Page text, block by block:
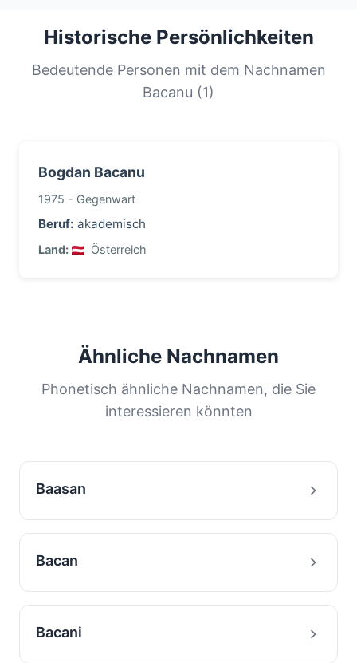
großen Teil der Bevölkerung geteilt. Diese
Verteilung hilft uns, die Ursprünge und
Migrationsgeschichte von Familien mit diesem
Historische Persönlichkeiten
Bedeutende Personen mit dem Nachnamen
Bacanu (1)
Bogdan Bacanu
1975 - Gegenwart
Beruf: akademisch
Land: Österreich
Ähnliche Nachnamen
Phonetisch ähnliche Nachnamen, die Sie
interessieren könnten
Baasan
Bacan
Bacani